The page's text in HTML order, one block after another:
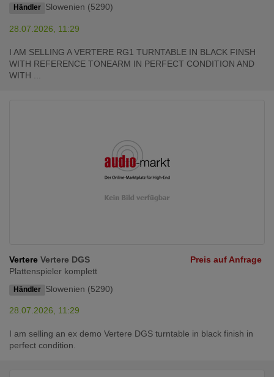
Händler Slowenien (5290)
28.07.2026, 11:29
I AM SELLING A VERTERE RG1 TURNTABLE IN BLACK FINSH
WITH REFERENCE TONEARM IN PERFECT CONDITION AND
WITH ...
Vertere Vertere DGS
Plattenspieler komplett
Händler Slowenien (5290)
Preis auf Anfrage
28.07.2026, 11:29
I am selling an ex demo Vertere DGS turntable in black finish in
perfect condition.